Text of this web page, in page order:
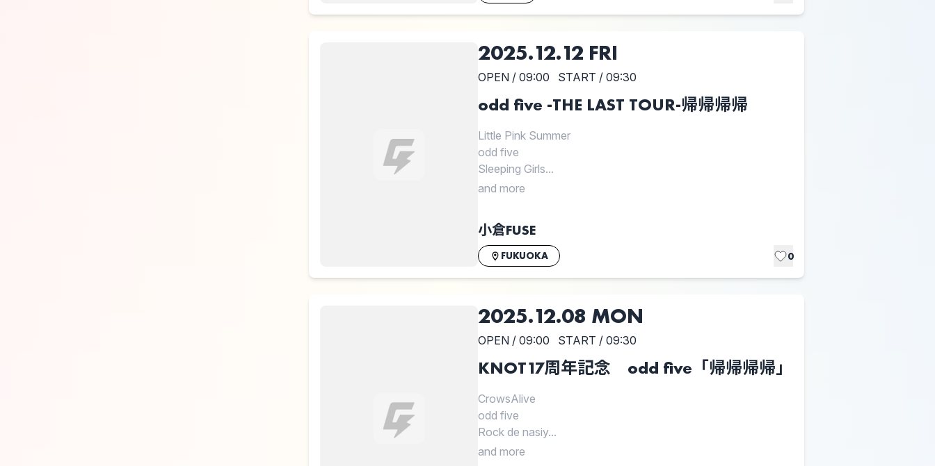
2025.12.12 FRI
OPEN / 09:00 START / 09:30
odd five -THE LAST TOUR-帰帰帰帰
Little Pink Summer
odd five
Sleeping Girls...
and more
小倉FUSE
FUKUOKA 0
2025.12.08 MON
OPEN / 09:00 START / 09:30
KNOT17周年記念 odd five「帰帰帰帰」
CrowsAlive
odd five
Rock de nasiy...
and more